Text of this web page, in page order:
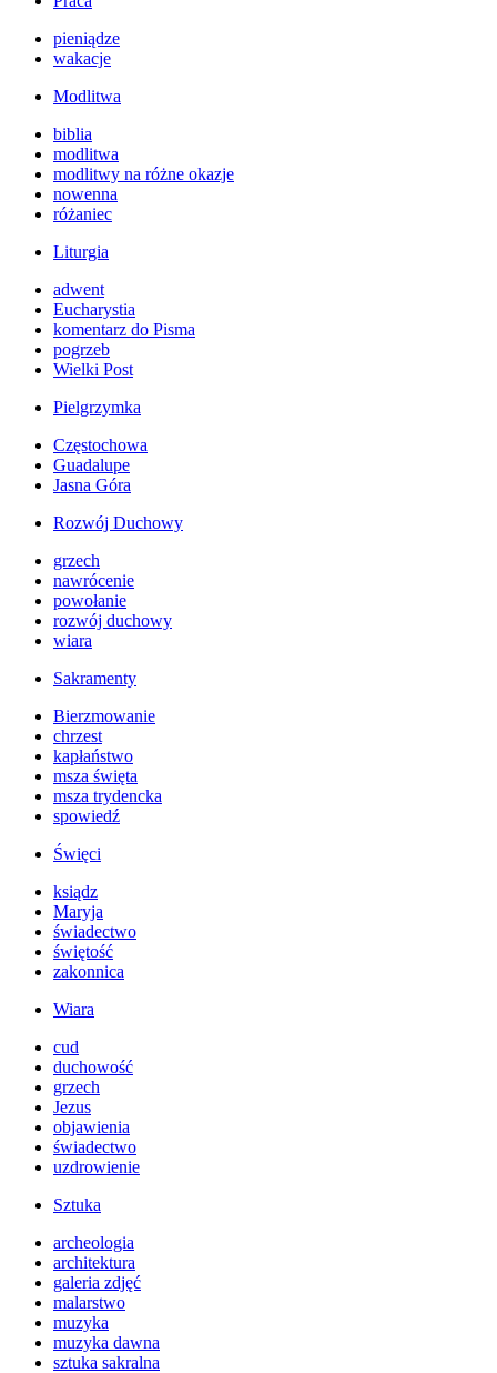
pieniądze
wakacje
Modlitwa
biblia
modlitwa
modlitwy na różne okazje
nowenna
różaniec
Liturgia
adwent
Eucharystia
komentarz do Pisma
pogrzeb
Wielki Post
Pielgrzymka
Częstochowa
Guadalupe
Jasna Góra
Rozwój Duchowy
grzech
nawrócenie
powołanie
rozwój duchowy
wiara
Sakramenty
Bierzmowanie
chrzest
kapłaństwo
msza święta
msza trydencka
spowiedź
Święci
ksiądz
Maryja
świadectwo
świętość
zakonnica
Wiara
cud
duchowość
grzech
Jezus
objawienia
świadectwo
uzdrowienie
Sztuka
archeologia
architektura
galeria zdjęć
malarstwo
muzyka
muzyka dawna
sztuka sakralna